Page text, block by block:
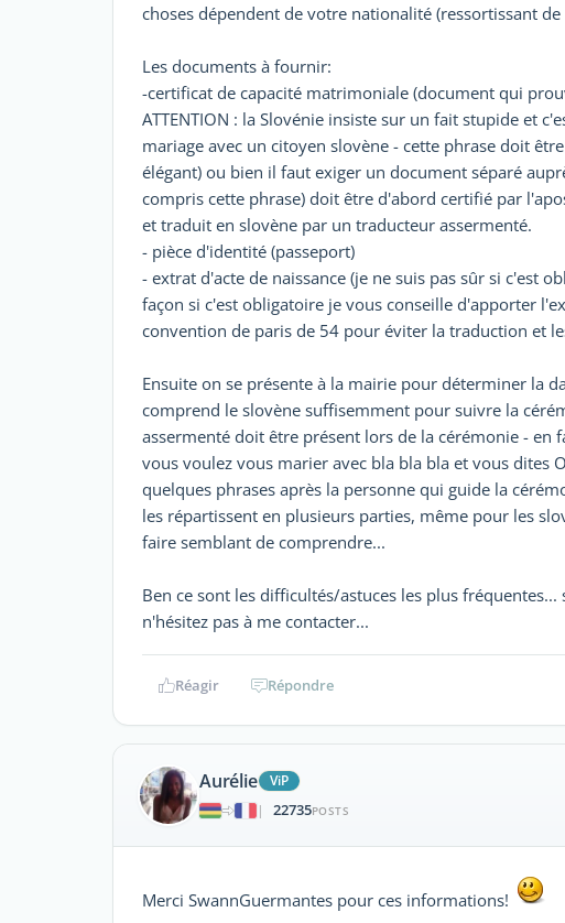
choses dépendent de votre nationalité (ressortissant de
Les documents à fournir:
-certificat de capacité matrimoniale (document qui
ATTENTION : la Slovénie insiste sur un fait stupide et
mariage avec un citoyen slovène - cette phrase doit
élégant) ou bien il faut exiger un document séparé
compris cette phrase) doit être d'abord certifié par
et traduit en slovène par un traducteur assermenté.
- pièce d'identité (passeport)
- extrat d'acte de naissance (je ne suis pas sûr si c'est
façon si c'est obligatoire je vous conseille d'apporter
convention de paris de 54 pour éviter la traduction et
Ensuite on se présente à la mairie pour déterminer la
comprend le slovène suffisemment pour suivre la
assermenté doit être présent lors de la cérémonie - en
vous voulez vous marier avec bla bla bla et vous dites
quelques phrases après la personne qui guide la
les répartissent en plusieurs parties, même pour les
faire semblant de comprendre...
Ben ce sont les difficultés/astuces les plus
n'hésitez pas à me contacter...
Réagir Répondre
Aurélie
ViP
|
22735POSTS
Merci SwannGuermantes pour ces informations!